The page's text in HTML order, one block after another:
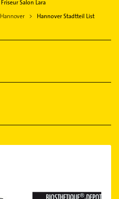
Friseur Salon Lara
Hannover Hannover Stadtteil List